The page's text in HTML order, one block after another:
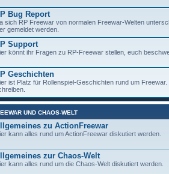
Bug Report
sich RP Freewar von normalen Freewar-Welten
gemeldet werden.
Support
könnt ihr Fragen zu RP-Freewar stellen, euch
Geschichten
ist Platz für Rollenspiel-Geschichten rund um
UND CHAOS-WELT
zu ActionFreewar
kann alles rund um ActionFreewar diskutiert werden.
zur Chaos-Welt
kann alles rund um die Chaos-Welt diskutiert werden.